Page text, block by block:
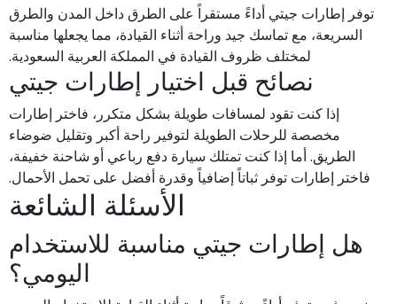
توفر إطارات جيتي أداءً مستقراً على الطرق داخل المدن والطرق
السريعة، مع تماسك جيد وراحة أثناء القيادة، مما يجعلها مناسبة
لمختلف ظروف القيادة في المملكة العربية السعودية.
نصائح قبل اختيار إطارات جيتي
إذا كنت تقود لمسافات طويلة بشكل متكرر، فاختر إطارات
مخصصة للرحلات الطويلة لتوفير راحة أكبر وتقليل ضوضاء
الطريق. أما إذا كنت تمتلك سيارة دفع رباعي أو شاحنة خفيفة،
فاختر إطارات توفر ثباتاً إضافياً وقدرة أفضل على تحمل الأحمال.
الأسئلة الشائعة
هل إطارات جيتي مناسبة للاستخدام
اليومي؟